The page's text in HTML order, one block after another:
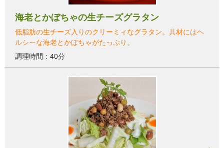
海老とかぼちゃの生チーズグラタン
低脂肪の生チーズ入りのクリーミィなグラタン。具材にはヘ
ルシーな海老とかぼちゃがたっぷり。
調理時間：40分